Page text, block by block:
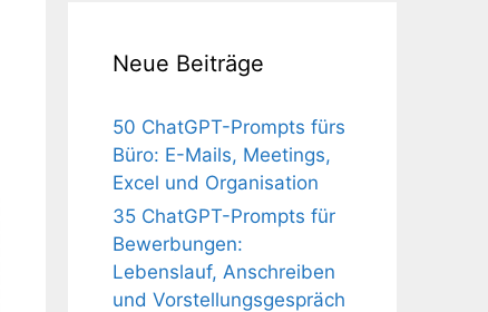
Neue Beiträge
50 ChatGPT-Prompts fürs
Büro: E-Mails, Meetings,
Excel und Organisation
35 ChatGPT-Prompts für
Bewerbungen:
Lebenslauf, Anschreiben
und Vorstellungsgespräch